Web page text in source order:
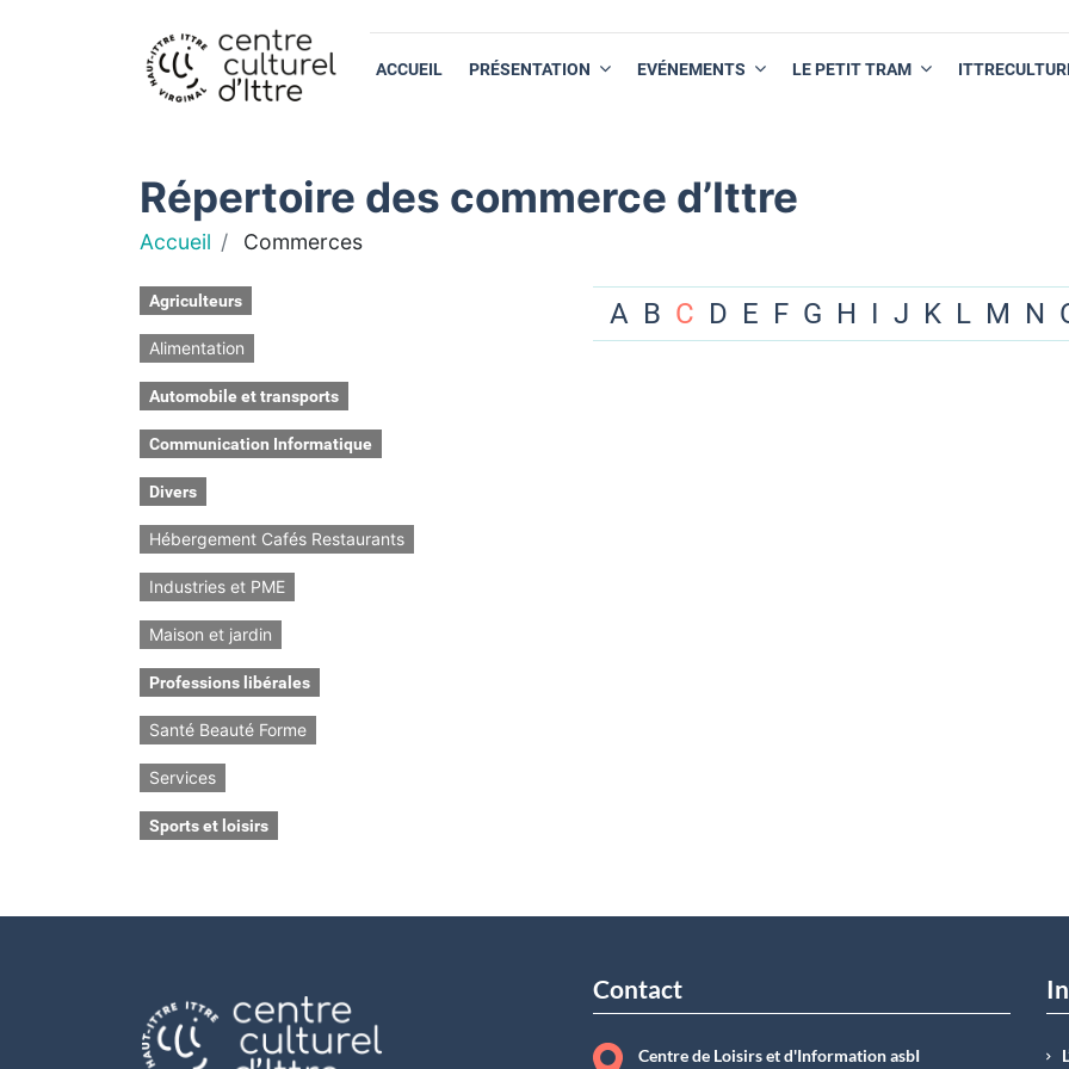
ACCUEIL PRÉSENTATION EVÉNEMENTS LE PETIT TRAM
Répertoire des commerce d’Ittre
Accueil Commerces
Agriculteurs
Alimentation
Automobile et transports
Communication Informatique
Divers
Hébergement Cafés Restaurants
Industries et PME
Maison et jardin
Professions libérales
Santé Beauté Forme
Services
Sports et loisirs
A B C D E F G H I J K L M N
Contact
Centre de Loisirs et d'Information asbI